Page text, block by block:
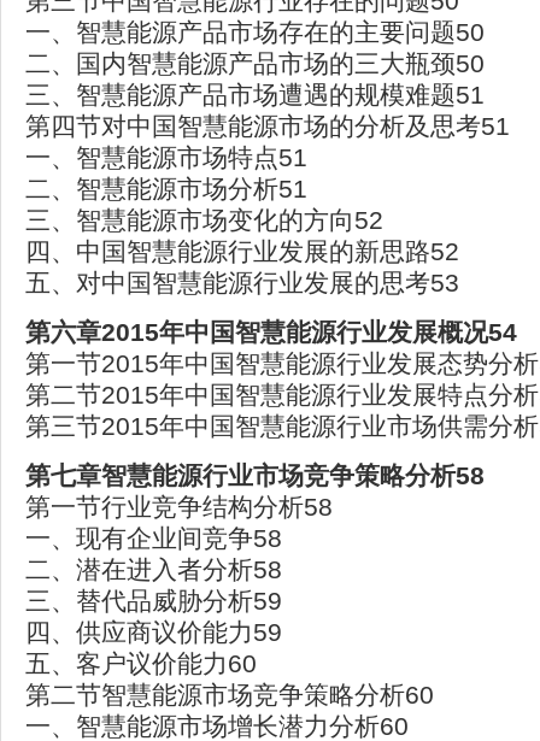
一、智慧能源产品市场存在的主要问题50
二、国内智慧能源产品市场的三大瓶颈50
三、智慧能源产品市场遭遇的规模难题51
第四节对中国智慧能源市场的分析及思考51
一、智慧能源市场特点51
二、智慧能源市场分析51
三、智慧能源市场变化的方向52
四、中国智慧能源行业发展的新思路52
五、对中国智慧能源行业发展的思考53
第六章2015年中国智慧能源行业发展概况54
第一节2015年中国智慧能源行业发展态势分
第二节2015年中国智慧能源行业发展特点分
第三节2015年中国智慧能源行业市场供需分
第七章智慧能源行业市场竞争策略分析58
第一节行业竞争结构分析58
一、现有企业间竞争58
二、潜在进入者分析58
三、替代品威胁分析59
四、供应商议价能力59
五、客户议价能力60
第二节智慧能源市场竞争策略分析60
一、智慧能源市场增长潜力分析60